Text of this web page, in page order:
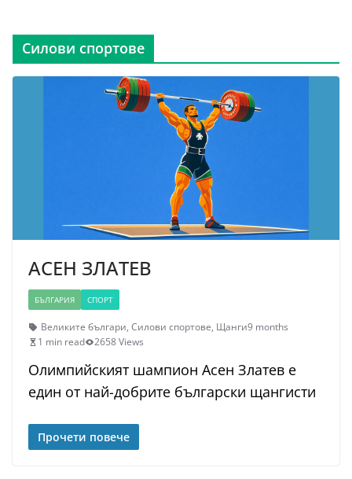
Силови спортове
АСЕН ЗЛАТЕВ
БЪЛГАРИЯ СПОРТ
Великите българи, Силови спортове, Щанги9 months
1 min read
2658 Views
Олимпийският шампион Асен Златев е
един от най-добрите български щангисти
Прочети повече